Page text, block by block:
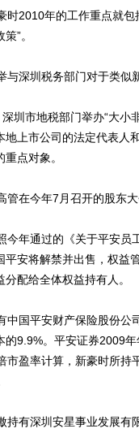
2010年的工作重点就包
”。
深圳税务部门对于类似
圳市地税部门举办“大小
地上市公司的法定代表人
点对象。
在今年7月召开的股东大
年通过的《关于平安员
平安将解禁并出售，权益
配给全体权益持有人。
国平安财产保险股份公
的9.9%。平安证券2009
市盈率计算，新豪时所持
有深圳安星事业发展有